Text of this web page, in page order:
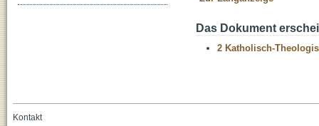
Das Dokument
2 Katholisch-
Kontakt